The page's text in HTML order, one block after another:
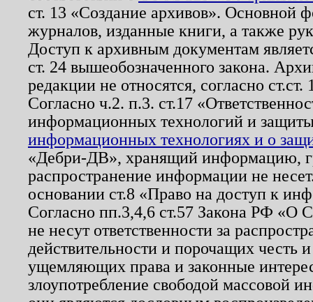
ст. 13 «Создание архивов». Основной
журналов, изданные книги, а также
Доступ к архивным документам
ст. 24 вышеобозначенного закона.
редакции не относятся, согласно
Согласно ч.2. п.3. ст.17
информационных технологий и
информационных технологиях и о
«Дебри-ДВ», хранящий информацию,
распространение информации не
основании ст.8 «Право на доступ к
Согласно пп.3,4,6 ст.57 Закона РФ «О
не несут ответственности за
действительности и порочащих честь
ущемляющих права и законные
злоупотребление свободой массовой